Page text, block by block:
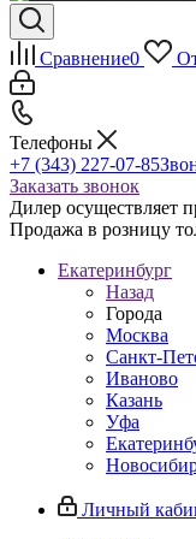
Сравнение0
Телефоны
+7 (343) 227-07-85
Заказать звонок
Дилер осуществляет
Продажа в розницу
Екатеринбург
Назад
Города
Москва
Санкт-
Иваново
Казань
Уфа
Личный